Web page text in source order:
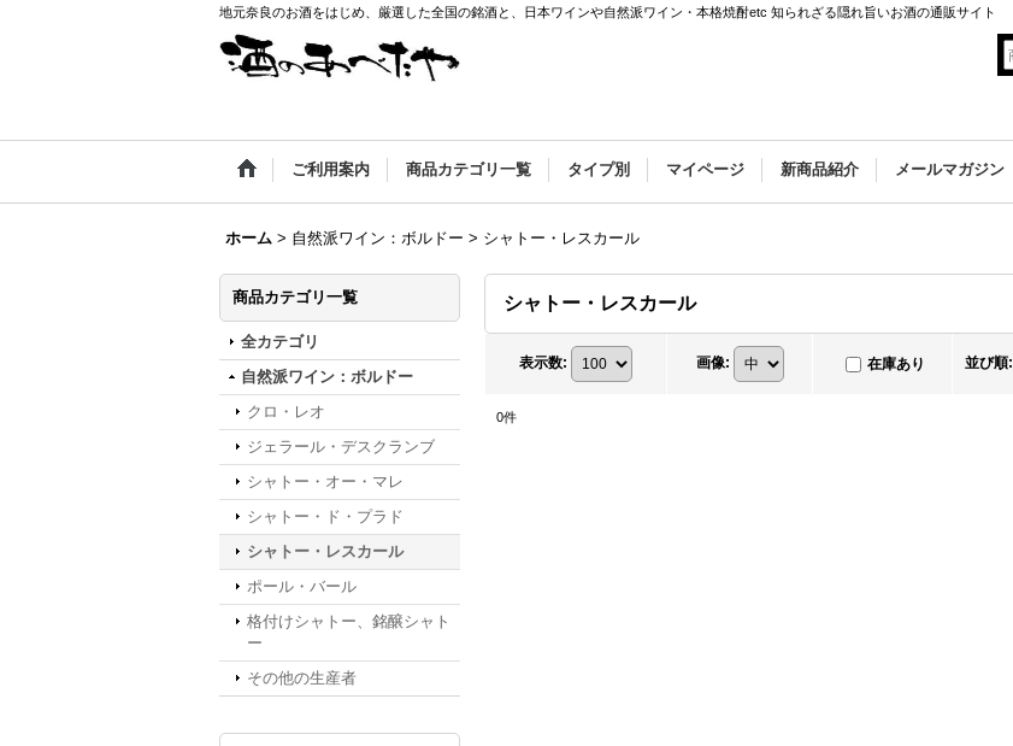
地元奈良のお酒をはじめ、厳選した全国の銘酒と、日本ワインや自然派ワイン・本格焼酎etc 知られざる隠れ旨いお酒の通販サイト
ご利用案内 商品カテゴリ一覧 タイプ別 マイページ 新商品紹介 メールマガジン
ホーム > 自然派ワイン：ボルドー > シャトー・レスカール
商品カテゴリ一覧
全カテゴリ
自然派ワイン：ボルドー
クロ・レオ
ジェラール・デスクランブ
シャトー・オー・マレ
シャトー・ド・プラド
シャトー・レスカール
ポール・バール
格付けシャトー、銘醸シャト
ー
その他の生産者
シャトー・レスカール
表示数: 画像: 在庫あり 並び順:
0件